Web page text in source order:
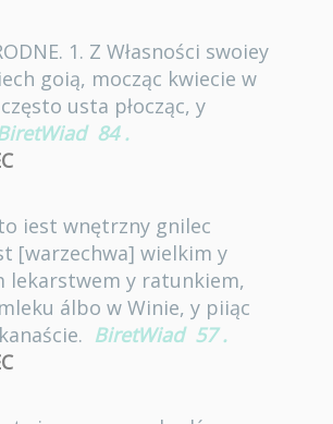
1. Z Własności swoiey
goią, mocząc kwiecie w
usta płocząc, y
84 .
iest wnętrzny gnilec
[warzechwa] wielkim y
lekarstwem y ratunkiem,
álbo w Winie, y piiąc
BiretWiad 57 .